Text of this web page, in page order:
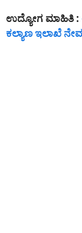
ಉದ್ಯೋಗ ಮಾಹಿತಿ :
ಕಲ್ಯಾಣ ಇಲಾಖೆ